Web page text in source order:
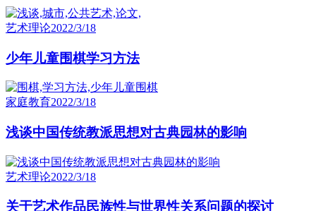
艺术理论2022/3/18
少年儿童围棋学习方法
家庭教育2022/3/18
浅谈中国传统教派思想对古典园林的影响
艺术理论2022/3/18
关于艺术作品民族性与世界性关系问题的探讨